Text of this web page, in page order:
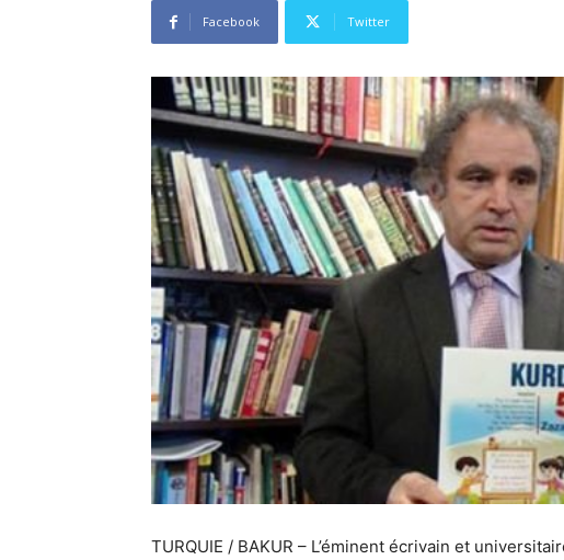
Facebook Twitter
TURQUIE / BAKUR – L’éminent écrivain et